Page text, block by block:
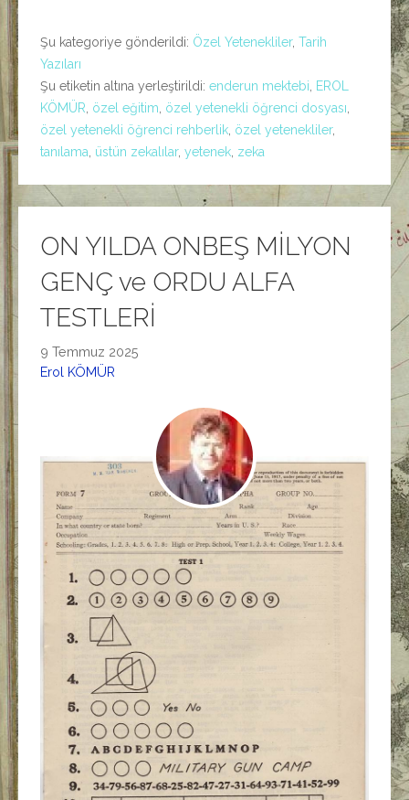
Şu kategoriye gönderildi: Özel Yetenekliler, Tarih
Yazıları
Şu etiketin altına yerleştirildi: enderun mektebi
EROL
KÖMÜR özel eğitim özel yetenekli öğrenci dosyası
özel yetenekli öğrenci rehberlik özel yetenekliler,
tanılama üstün zekalılar, yetenek zeka
ON YILDA ONBEŞ MİLYON
GENÇ ve ORDU ALFA
TESTLERİ
9 Temmuz 2025
Erol KÖMÜR